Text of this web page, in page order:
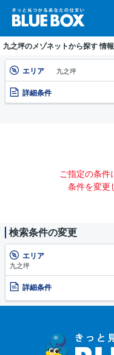
九之坪のメゾネットから探す 情
エリア 九之坪
詳細条件
ご指定の条件
条件を変更
検索条件の変更
エリア
九之坪
詳細条件